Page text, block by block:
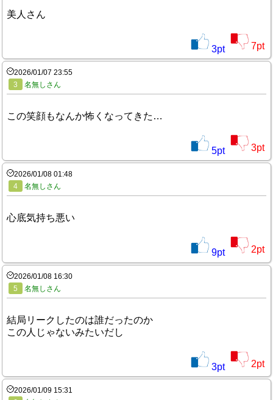
美人さん
3pt 7pt
2026/01/07 23:55
3
名無しさん
この笑顔もなんか怖くなってきた…
5pt 3pt
2026/01/08 01:48
4
名無しさん
心底気持ち悪い
9pt 2pt
2026/01/08 16:30
5
名無しさん
結局リークしたのは誰だったのか
この人じゃないみたいだし
3pt 2pt
2026/01/09 15:31